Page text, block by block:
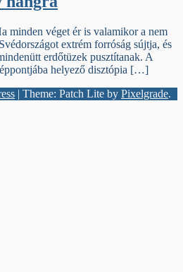
minden véget ér is valamikor a nem
extrém forróság sújtja, és
erdőtüzek pusztítanak. A
helyező disztópia […]
| Theme: Patch Lite by Pixelgrade.